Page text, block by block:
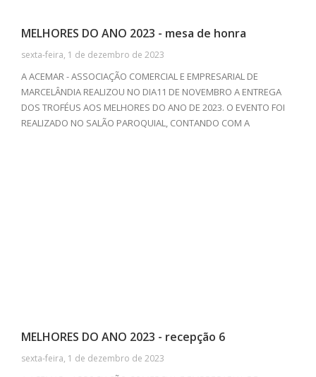
MELHORES DO ANO 2023 - mesa de honra
sexta-feira, 1 de dezembro de 2023
A ACEMAR - ASSOCIAÇÃO COMERCIAL E EMPRESARIAL DE
MARCELÂNDIA REALIZOU NO DIA11 DE NOVEMBRO A ENTREGA
DOS TROFÉUS AOS MELHORES DO ANO DE 2023. O EVENTO FOI
REALIZADO NO SALÃO PAROQUIAL, CONTANDO COM A
MELHORES DO ANO 2023 - recepção 6
sexta-feira, 1 de dezembro de 2023